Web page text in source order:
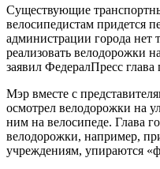
Существующие
велосипедистам придется
администрации города нет
реализовать велодорожки
заявил ФедералПресс
Мэр вместе с
осмотрел велодорожки на
ним на велосипеде. Глава
велодорожки, например,
учреждениям, упираются